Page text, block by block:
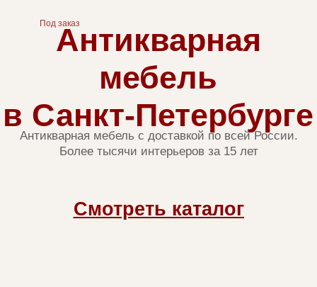
Смотреть каталог
мебель
в Санкт-Петербурге
Антикварная мебель с доставкой по всей России.
Более тысячи интерьеров за 15 лет